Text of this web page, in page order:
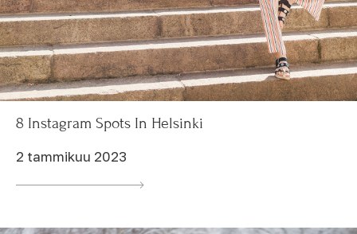
8 Instagram Spots In Helsinki
2 tammikuu 2023